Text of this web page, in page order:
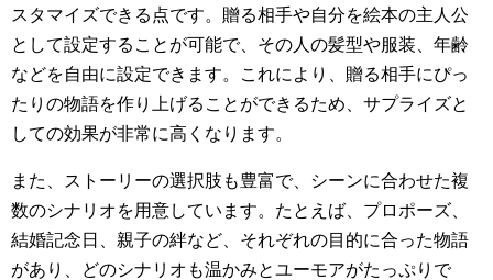
スタマイズできる点です。贈る相手や自分を絵本の主人公
として設定することが可能で、その人の髪型や服装、年齢
などを自由に設定できます。これにより、贈る相手にぴっ
たりの物語を作り上げることができるため、サプライズと
しての効果が非常に高くなります。
また、ストーリーの選択肢も豊富で、シーンに合わせた複
数のシナリオを用意しています。たとえば、プロポーズ、
結婚記念日、親子の絆など、それぞれの目的に合った物語
があり、どのシナリオも温かみとユーモアがたっぷりで